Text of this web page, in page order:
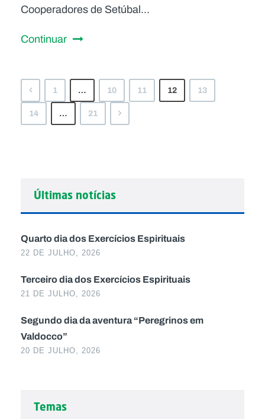
Cooperadores de Setúbal...
Continuar
1 … 10 11 12
13
14
… 21
Últimas notícias
Quarto dia dos Exercícios Espirituais
22 DE JULHO, 2026
Terceiro dia dos Exercícios Espirituais
21 DE JULHO, 2026
Segundo dia da aventura “Peregrinos em
Valdocco”
20 DE JULHO, 2026
Temas